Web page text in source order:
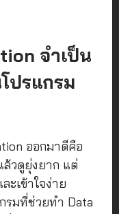
จำเป็น
ปรแกรม
ออกมาดีคือ
วดูยุ่งยาก แต่
ะเข้าใจง่าย
รมที่ช่วยทำ Data